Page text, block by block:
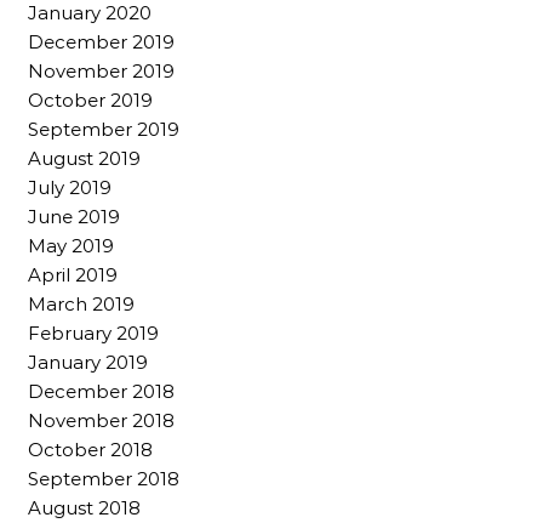
January 2020
December 2019
November 2019
October 2019
September 2019
August 2019
July 2019
June 2019
May 2019
April 2019
March 2019
February 2019
January 2019
December 2018
November 2018
October 2018
September 2018
August 2018